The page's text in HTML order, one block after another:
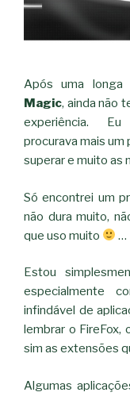
Após uma longa
Magic, ainda não
experiência. Eu
procurava mais
superar e muito as
Só encontrei um
não dura muito,
que uso muito
…
Estou
especialmente
infindável de
lembrar o
sim as extensões
Algumas